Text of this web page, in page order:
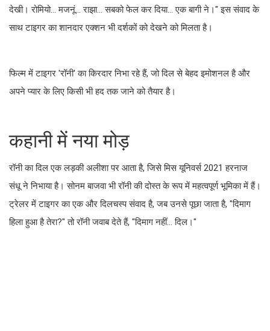
देखी। रोमियो… मजनूं… राझा… सबको फेल कर दिया… एक बागी ने।" इस संवाद के
साथ टाइगर का शानदार एक्शन भी दर्शकों को देखने को मिलता है।
फिल्म में टाइगर 'रॉनी' का किरदार निभा रहे हैं, जो दिल से बेहद इमोशनल है और
अपने प्यार के लिए किसी भी हद तक जाने को तैयार है।
कहानी में नया मोड़
रॉनी का दिल एक लड़की अलीशा पर आता है, जिसे मिस यूनिवर्स 2021 हरनाज
संधू ने निभाया है। सोनम बाजवा भी रॉनी की दोस्त के रूप में महत्वपूर्ण भूमिका में हैं।
ट्रेलर में टाइगर का एक और दिलचस्प संवाद है, जब उनसे पूछा जाता है, "दिमाग
हिला हुआ है तेरा?" तो रॉनी जवाब देते हैं, "दिमाग नहीं… दिल।"